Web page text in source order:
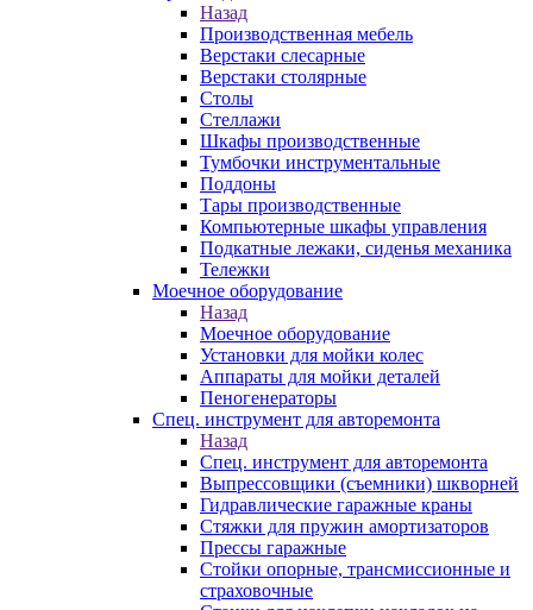
Назад
Производственная мебель
Верстаки слесарные
Верстаки столярные
Столы
Стеллажи
Шкафы производственные
Тумбочки инструментальные
Поддоны
Тары производственные
Компьютерные шкафы управления
Подкатные лежаки, сиденья механика
Тележки
Моечное оборудование
Назад
Моечное оборудование
Установки для мойки колес
Аппараты для мойки деталей
Пеногенераторы
Спец. инструмент для авторемонта
Назад
Спец. инструмент для авторемонта
Выпрессовщики (съемники) шкворней
Гидравлические гаражные краны
Стяжки для пружин амортизаторов
Прессы гаражные
Стойки опорные, трансмиссионные и
страховочные